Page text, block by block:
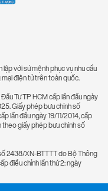
với sứ mệnh phục vụ nhu cầu
điện tử trên toàn quốc.
Tư TP HCM cấp lần đầu ngày
Giấy phép bưu chính số
lần đầu ngày 19/11/2014, cấp
theo giấy phép bưu chính số
2438/XN-BTTTT do Bộ Thông
điều chỉnh lần thứ 2: ngày